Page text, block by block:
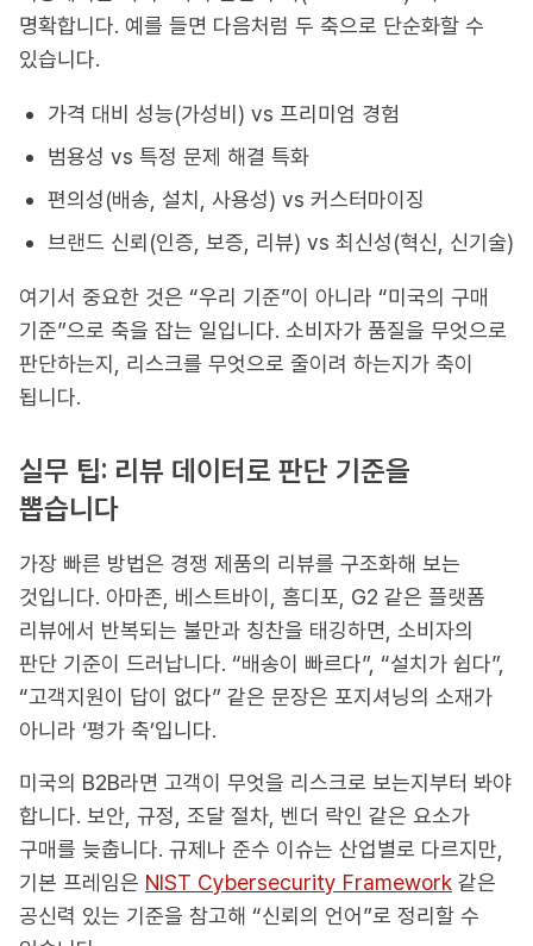
명확합니다. 예를 들면 다음처럼 두 축으로 단순화할 수
있습니다.
가격 대비 성능(가성비) vs 프리미엄 경험
범용성 vs 특정 문제 해결 특화
편의성(배송, 설치, 사용성) vs 커스터마이징
브랜드 신뢰(인증, 보증, 리뷰) vs 최신성(혁신, 신기술)
여기서 중요한 것은 “우리 기준”이 아니라 “미국의 구매
기준”으로 축을 잡는 일입니다. 소비자가 품질을 무엇으로
판단하는지, 리스크를 무엇으로 줄이려 하는지가 축이
됩니다.
실무 팁: 리뷰 데이터로 판단 기준을
뽑습니다
가장 빠른 방법은 경쟁 제품의 리뷰를 구조화해 보는
것입니다. 아마존, 베스트바이, 홈디포, G2 같은 플랫폼
리뷰에서 반복되는 불만과 칭찬을 태깅하면, 소비자의
판단 기준이 드러납니다. “배송이 빠르다”, “설치가 쉽다”,
“고객지원이 답이 없다” 같은 문장은 포지셔닝의 소재가
아니라 ‘평가 축’입니다.
미국의 B2B라면 고객이 무엇을 리스크로 보는지부터 봐야
합니다. 보안, 규정, 조달 절차, 벤더 락인 같은 요소가
구매를 늦춥니다. 규제나 준수 이슈는 산업별로 다르지만,
기본 프레임은 NIST Cybersecurity Framework 같은
공신력 있는 기준을 참고해 “신뢰의 언어”로 정리할 수